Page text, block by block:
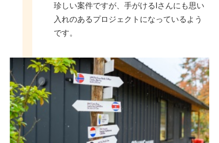
珍しい案件ですが、手がけるIさんにも思い
入れのあるプロジェクトになっているよう
です。